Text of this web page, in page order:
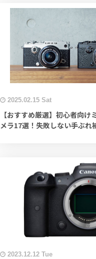
2025.02.15 Sat
【おすすめ厳選】初心者向け
メラ17選！失敗しない手ぶれ
2023.12.12 Tue